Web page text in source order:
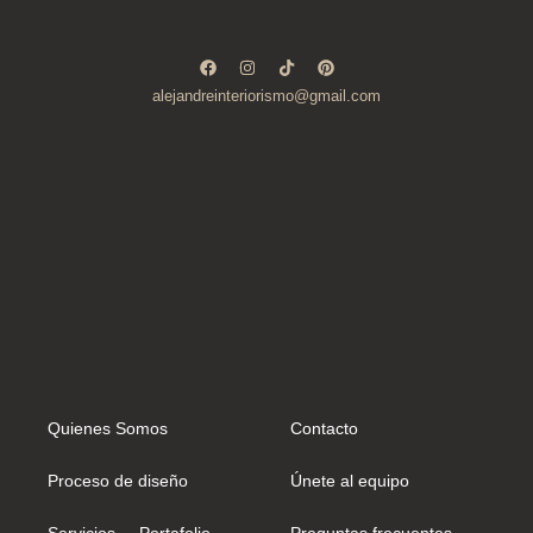
alejandreinteriorismo@gmail.com
Quienes Somos
Proceso de diseño
Contacto
Únete al equipo